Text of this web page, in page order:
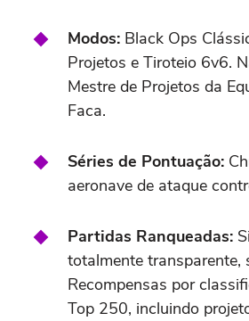
Modos: Black Ops
Projetos e Tiroteio 6v6.
Mestre de Projetos da
Faca.
Séries de Pontuação:
aeronave de ataque
Partidas Ranqueadas:
totalmente transparente,
Recompensas por
Top 250, incluindo